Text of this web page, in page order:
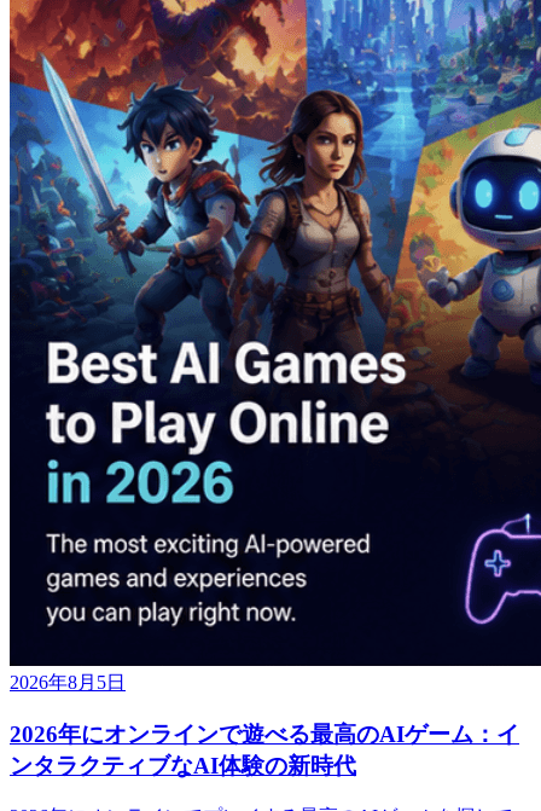
2026年8月5日
2026年にオンラインで遊べる最高のAIゲーム：イ
ンタラクティブなAI体験の新時代